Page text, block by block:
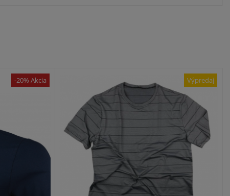
-20% Akcia Výpredaj